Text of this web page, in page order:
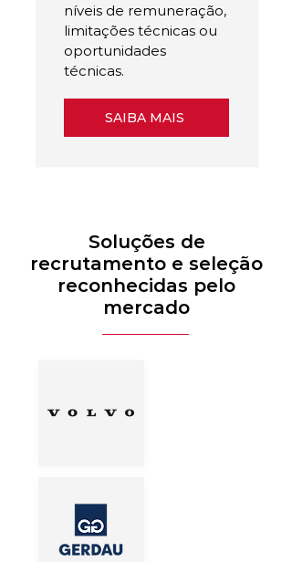
níveis de remuneração,
limitações técnicas ou
oportunidades
técnicas.
SAIBA MAIS
Soluções de
recrutamento e seleção
reconhecidas pelo
mercado